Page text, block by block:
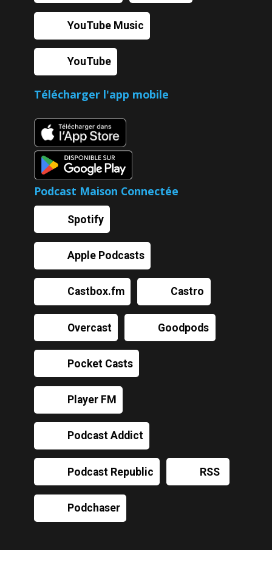
YouTube Music
YouTube
Télécharger l'app mobile
Podcast Maison Connectée
Spotify
Apple Podcasts
Castbox.fm Castro
Overcast Goodpods
Pocket Casts
Player FM
Podcast Addict
Podcast Republic RSS
Podchaser